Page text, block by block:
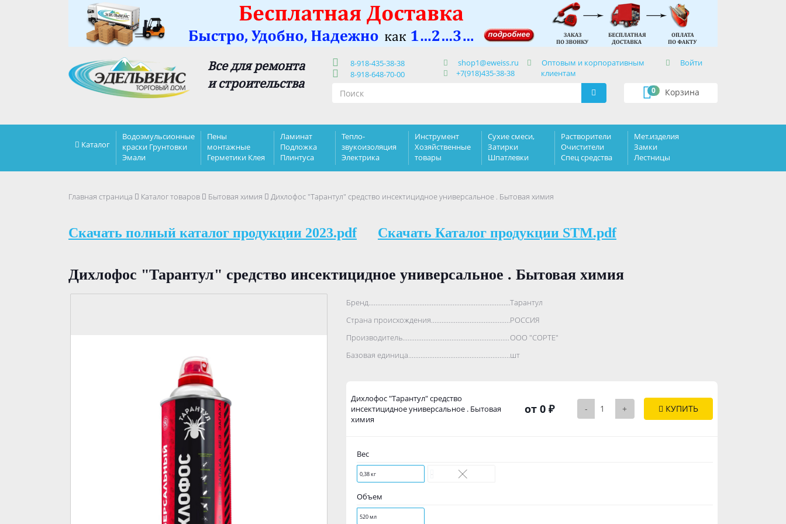
Все для ремонта
и строительства
8-918-435-38-38
8-918-648-70-00
shop1@eweiss.ru
+7(918)435-38-38
Оптовым и корпоративным
клиентам
Войти
Корзина
0
Каталог
Водоэмульсионные
краски Грунтовки
Эмали
Пены
монтажные
Герметики Клея
Ламинат
Подложка
Плинтуса
Тепло-
звукоизоляция
Электрика
Инструмент
Хозяйственные
товары
Сухие смеси,
Затирки
Шпатлевки
Растворители
Очистители
Спец средства
Мет.изделия
Замки
Лестницы
Главная страница Каталог товаров Бытовая химия Дихлофос "Тарантул" средство инсектицидное универсальное . Бытовая химия
Скачать полный каталог продукции 2023.pdf Скачать Каталог продукции STM.pdf
Дихлофос "Тарантул" средство инсектицидное универсальное . Бытовая химия
Бренд..................................................................................Тарантул
Страна происхождения..................................................................................
РОССИЯ
Производитель..................................................................................
ООО "СОРТЕ"
Базовая единица..................................................................................
шт
Дихлофос "Тарантул" средство
инсектицидное универсальное . Бытовая
химия
от 0 ₽ - + КУПИТЬ
Вес
0,38 кг -
Объем
520 мл